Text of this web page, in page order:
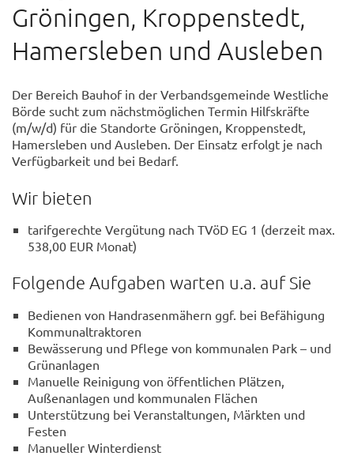
Gröningen, Kroppenstedt,
Hamersleben und Ausleben
Der Bereich Bauhof in der Verbandsgemeinde Westliche
Börde sucht zum nächstmöglichen Termin Hilfskräfte
(m/w/d) für die Standorte Gröningen, Kroppenstedt,
Hamersleben und Ausleben. Der Einsatz erfolgt je nach
Verfügbarkeit und bei Bedarf.
Wir bieten
tarifgerechte Vergütung nach TVöD EG 1 (derzeit max.
538,00 EUR Monat)
Folgende Aufgaben warten u.a. auf Sie
Bedienen von Handrasenmähern ggf. bei Befähigung
Kommunaltraktoren
Bewässerung und Pflege von kommunalen Park – und
Grünanlagen
Manuelle Reinigung von öffentlichen Plätzen,
Außenanlagen und kommunalen Flächen
Unterstützung bei Veranstaltungen, Märkten und
Festen
Manueller Winterdienst